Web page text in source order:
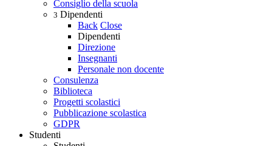
Consiglio della scuola
3 Dipendenti
Back Close
Dipendenti
Direzione
Insegnanti
Personale non docente
Consulenza
Biblioteca
Progetti scolastici
Pubblicazione scolastica
GDPR
Studenti